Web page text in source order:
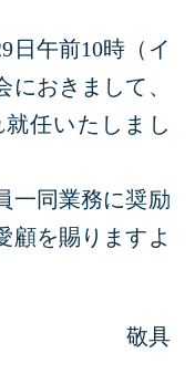
日午前10時（イ
おきまして、
任いたしまし
一同業務に奨励
顧を賜りますよ
敬具